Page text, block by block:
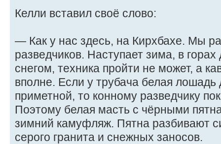
Келли вставил своё слово:
— Как у нас здесь, на Кирхбахе. Мы
разведчиков. Наступает зима, в
снегом, техника пройти не может, а
вполне. Если у трубача белая
приметной, то конному разведчику
Поэтому белая масть с чёрными
зимний камуфляж. Пятна разбивают
серого гранита и снежных заносов.